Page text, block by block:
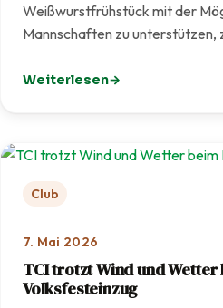
Weißwurstfrühstück mit der
Mannschaften zu unterstützen,
Weiterlesen
: Weißwurst meets Tennis –
Club
7. Mai 2026
TCI trotzt Wind und
Volksfesteinzug